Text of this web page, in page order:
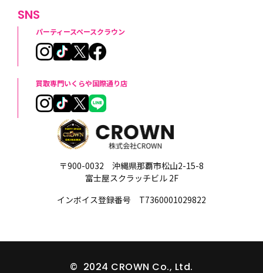
〒900-0032 沖縄県那覇市松山2-15-8
富士屋スクラッチビル 2F
インボイス登録番号 T7360001029822
SNS
パーティースペースクラウン
買取専門いくらや国際通り店
© 2024 CROWN Co., Ltd.